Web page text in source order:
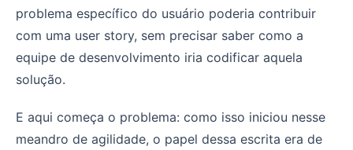
problema específico do usuário poderia contribuir
com uma user story, sem precisar saber como a
equipe de desenvolvimento iria codificar aquela
solução.
E aqui começa o problema: como isso iniciou nesse
meandro de agilidade, o papel dessa escrita era de